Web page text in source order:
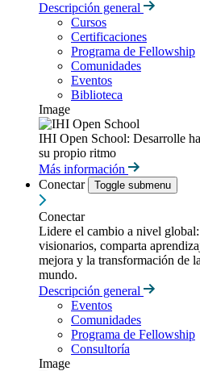
Descripción general
Cursos
Certificaciones
Programa de Fellowship
Comunidades
Eventos
Biblioteca
Image
IHI Open School: Desarrolle
su propio ritmo
Más información
Conectar
Toggle submenu
Conectar
Lidere el cambio a nivel
visionarios, comparta
mejora y la transformación de
mundo.
Descripción general
Eventos
Comunidades
Programa de Fellowship
Consultoría
Image